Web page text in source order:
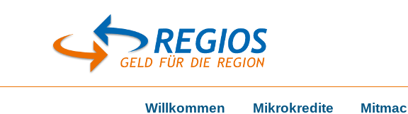
Willkommen Mikrokredite